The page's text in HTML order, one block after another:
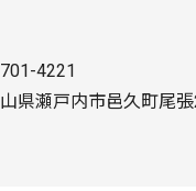
4221
県瀬戸内市邑久町尾